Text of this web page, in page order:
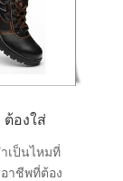
องใส่
เป็นไหมที่
อาชีพที่ต้อง